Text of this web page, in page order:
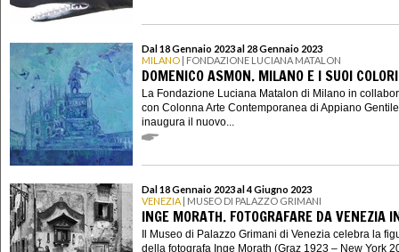
Dal 18 Gennaio 2023 al 28 Gennaio 2023
MILANO | FONDAZIONE LUCIANA MATALON
DOMENICO ASMON. MILANO E I SUOI COLORI
La Fondazione Luciana Matalon di Milano in
con Colonna Arte Contemporanea di Appiano
inaugura il nuovo...
Dal 18 Gennaio 2023 al 4 Giugno 2023
VENEZIA | MUSEO DI PALAZZO GRIMANI
INGE MORATH. FOTOGRAFARE DA VENEZIA
Il Museo di Palazzo Grimani di Venezia celebra la
della fotografa Inge Morath (Graz 1923 – New York